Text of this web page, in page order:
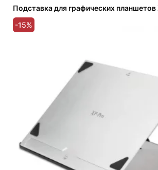
Подставка для графических планшетов
-15%